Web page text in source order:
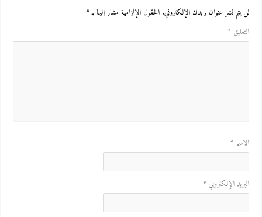
لن يتم نشر عنوان بريدك الإلكتروني. الحقول الإلزامية مشار إليها بـ*
التعليق *
الاسم *
البريد الإلكتروني *